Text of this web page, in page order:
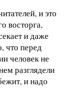
и это
восторга,
и даже
что перед
человек не
разглядели
и надо